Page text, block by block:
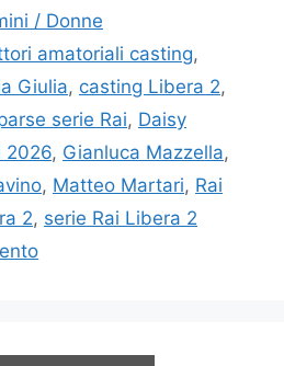
/ Donne
amatoriali casting,
Giulia, casting Libera 2,
serie Rai, Daisy
2026, Gianluca Mazzella,
, Matteo Martari, Rai
2, serie Rai Libera 2